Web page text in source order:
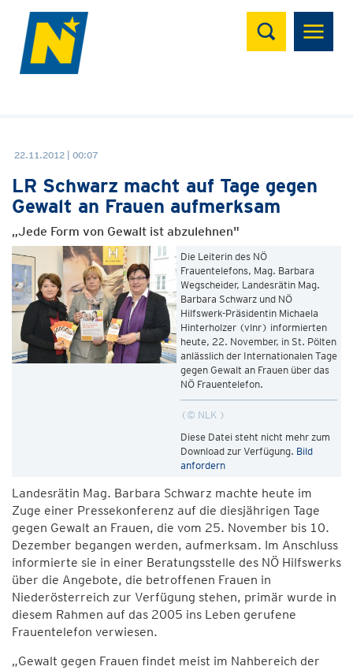
Suchen
22.11.2012 | 00:07
LR Schwarz macht auf Tage gegen
Gewalt an Frauen aufmerksam
„Jede Form von Gewalt ist abzulehnen"
Die Leiterin des NÖ
Frauentelefons, Mag. Barbara
Wegscheider, Landesrätin Mag.
Barbara Schwarz und NÖ
Hilfswerk-Präsidentin Michaela
Hinterholzer (vlnr) informierten
heute, 22. November, in St. Pölten
anlässlich der Internationalen Tage
gegen Gewalt an Frauen über das
NÖ Frauentelefon.
© NLK
Diese Datei steht nicht mehr zum
Download zur Verfügung. Bild
anfordern
Landesrätin Mag. Barbara Schwarz machte heute im
Zuge einer Pressekonferenz auf die diesjährigen Tage
gegen Gewalt an Frauen, die vom 25. November bis 10.
Dezember begangen werden, aufmerksam. Im Anschluss
informierte sie in einer Beratungsstelle des NÖ Hilfswerks
über die Angebote, die betroffenen Frauen in
Niederösterreich zur Verfügung stehen, primär wurde in
diesem Rahmen auf das 2005 ins Leben gerufene
Frauentelefon verwiesen.
„Gewalt gegen Frauen findet meist im Nahbereich der